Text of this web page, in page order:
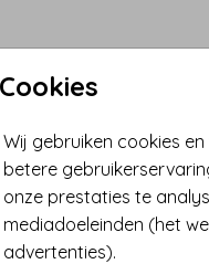
Cookies
Wij gebruiken cookies
betere
onze prestaties te
mediadoeleinden (het
advertenties).